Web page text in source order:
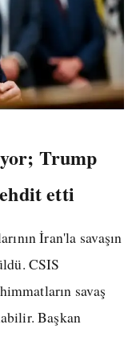
Trump
etti
İran'la savaşın
CSIS
savaş
Başkan